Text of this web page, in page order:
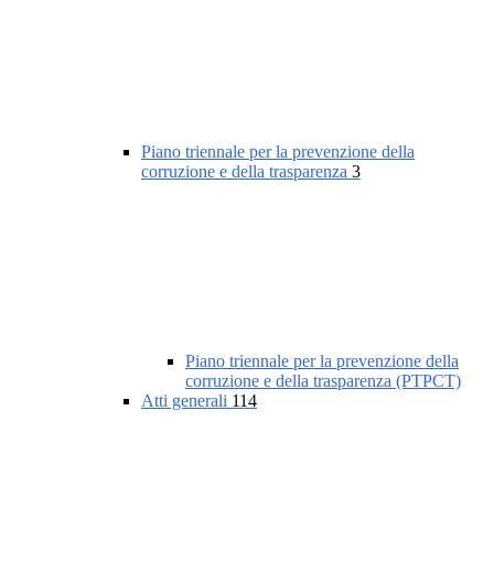
Piano triennale per la prevenzione della
corruzione e della trasparenza 3
Piano triennale per la prevenzione della
corruzione e della trasparenza (PTPCT)
Atti generali 114